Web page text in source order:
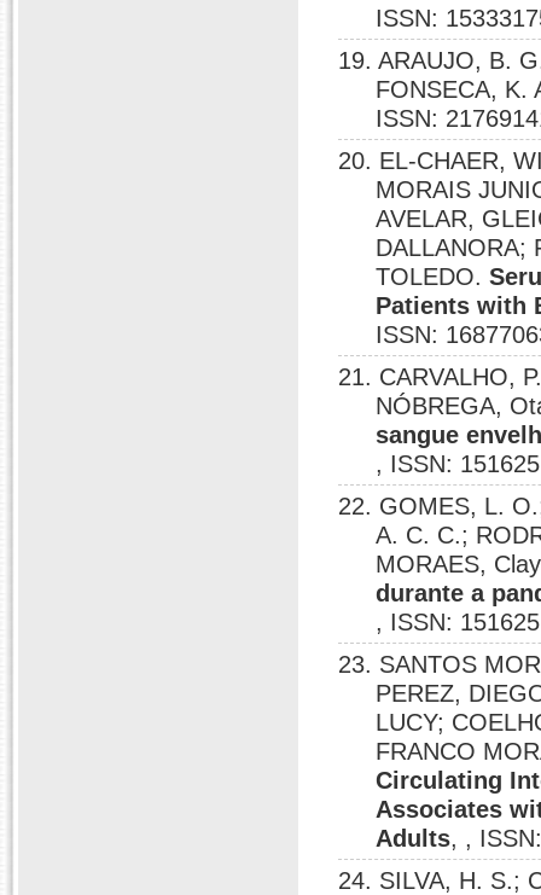
ISSN:
19. ARAUJO, B.
FONSECA, K.
ISSN:
20. EL-CHAER,
MORAIS
AVELAR,
DALLANORA;
TOLEDO.
Patients with
ISSN:
21. CARVALHO,
NÓBREGA,
sangue
, ISSN:
22. GOMES, L.
A. C. C.;
MORAES,
durante a
, ISSN:
23. SANTOS
PEREZ,
LUCY;
FRANCO
Circulating
Associates
Adults, ,
24. SILVA, H. S.;